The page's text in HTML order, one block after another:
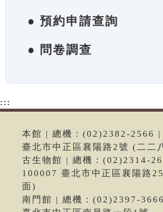
● 預約申請查詢
● 問卷調查
:::
本館 | 總機：(02)2382-2566 |
臺北市中正區襄陽路2號 (二二
古生物館 | 總機：(02)2314-
100007 臺北市中正區襄陽路
面)
南門館 | 總機：(02)2397-